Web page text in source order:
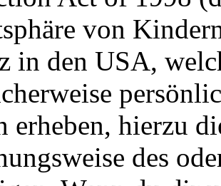
von
in den USA,
erheben, hierzu
des